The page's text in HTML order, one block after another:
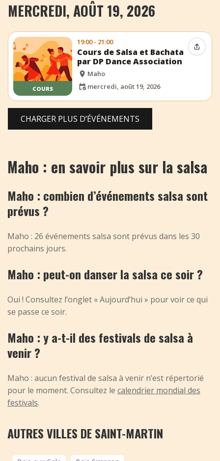
MERCREDI, AOÛT 19, 2026
COURS
19:00 - 21:00
Cours de Salsa et Bachata
par DP Dance Association
Maho
mercredi, août 19, 2026
CHARGER PLUS D’ÉVÉNEMENTS
Maho : en savoir plus sur la salsa
Maho : combien d’événements salsa sont
prévus ?
Maho : 26 événements salsa sont prévus dans les 30
prochains jours.
Maho : peut-on danser la salsa ce soir ?
Oui ! Consultez l’onglet « Aujourd’hui » pour voir ce qui
se passe ce soir.
Maho : y a-t-il des festivals de salsa à
venir ?
Maho : aucun festival de salsa à venir n’est répertorié
pour le moment. Consultez le calendrier mondial des
festivals.
AUTRES VILLES DE SAINT-MARTIN